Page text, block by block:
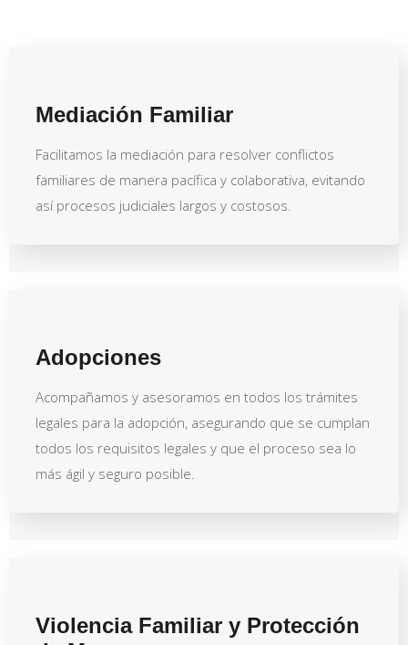
Mediación Familiar
Facilitamos la mediación para resolver conflictos
familiares de manera pacífica y colaborativa, evitando
así procesos judiciales largos y costosos.
Adopciones
Acompañamos y asesoramos en todos los trámites
legales para la adopción, asegurando que se cumplan
todos los requisitos legales y que el proceso sea lo
más ágil y seguro posible.
Violencia Familiar y Protección